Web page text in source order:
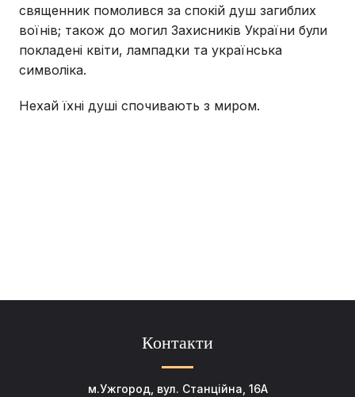
священник помолився за спокій душ загиблих
воїнів; також до могил Захисників України були
покладені квіти, лампадки та українська
символіка.
Нехай їхні душі спочивають з миром.
Контакти
м.Ужгород, вул. Станційна, 16А